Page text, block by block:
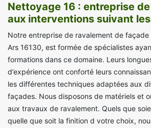
Nettoyage 16 : entreprise
aux interventions suivant les
Notre entreprise de ravalement de
Ars 16130, est formée de spécialistes
formations dans ce domaine. Leurs
d’expérience ont conforté leurs
les différentes techniques adaptées aux
façades. Nous disposons de matériels et
aux travaux de ravalement. Quels que
quelle que soit la finition d votre choix,